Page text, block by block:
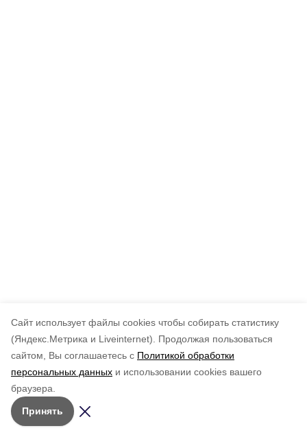
Cайт использует файлы cookies чтобы собирать статистику
(Яндекс.Метрика и Liveinternet).
Продолжая пользоваться
сайтом, Вы соглашаетесь с Политикой обработки
персональных данных и использовании cookies вашего
браузера.
Принять